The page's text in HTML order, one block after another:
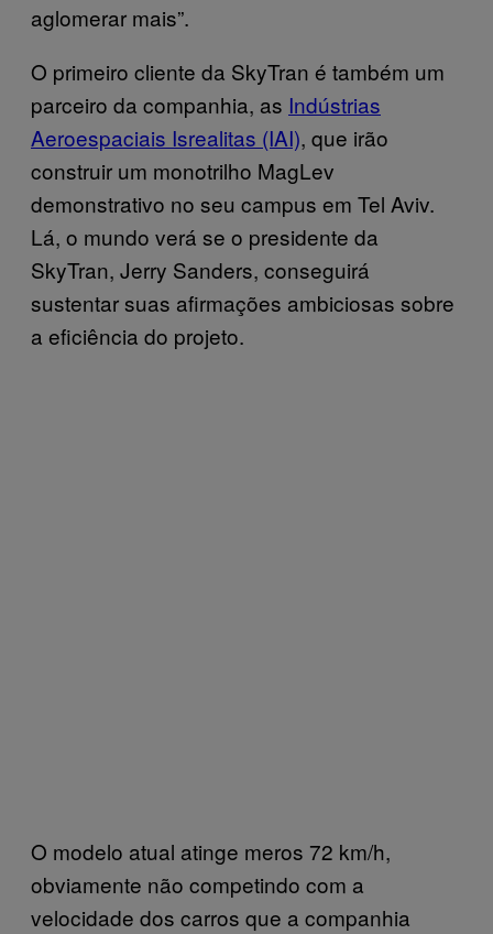
aglomerar mais”.
O primeiro cliente da SkyTran é também um
parceiro da companhia, as Indústrias
Aeroespaciais Isrealitas (IAI), que irão
construir um monotrilho MagLev
demonstrativo no seu campus em Tel Aviv.
Lá, o mundo verá se o presidente da
SkyTran, Jerry Sanders, conseguirá
sustentar suas afirmações ambiciosas sobre
a eficiência do projeto.
O modelo atual atinge meros 72 km/h,
obviamente não competindo com a
velocidade dos carros que a companhia